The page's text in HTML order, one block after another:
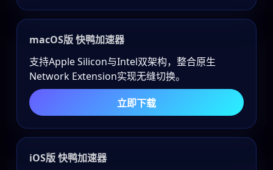
macOS版 快鸭加速器
支持Apple Silicon与Intel双架构，整合原生
Network Extension实现无缝切换。
立即下载
iOS版 快鸭加速器